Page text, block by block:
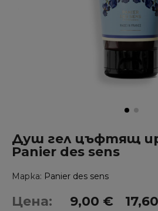
Душ гел цъфтящ
Panier des sens
Марка Panier des sens
Цена: 9,00 €